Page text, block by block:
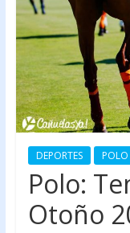
DEPORTES POLO
Polo:
Otoño